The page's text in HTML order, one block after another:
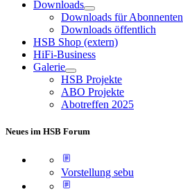
Downloads
Downloads für Abonnenten
Downloads öffentlich
HSB Shop (extern)
HiFi-Business
Galerie
HSB Projekte
ABO Projekte
Abotreffen 2025
Neues im HSB Forum
Vorstellung sebu